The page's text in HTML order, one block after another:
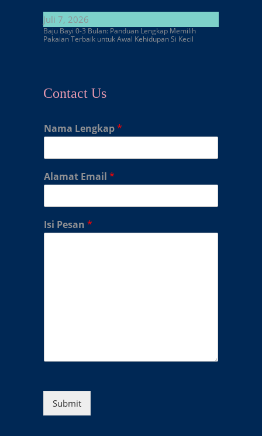
Juli 7, 2026
Baju Bayi 0-3 Bulan: Panduan Lengkap Memilih
Pakaian Terbaik untuk Awal Kehidupan Si Kecil
Contact Us
Nama Lengkap*
Alamat Email *
Isi Pesan *
Submit